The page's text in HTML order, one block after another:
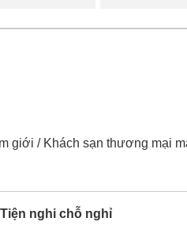
giới / Khách sạn thương mại
Tiện nghi chỗ nghỉ